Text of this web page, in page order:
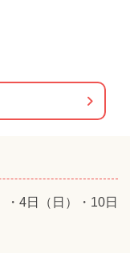
4日（日）・10日